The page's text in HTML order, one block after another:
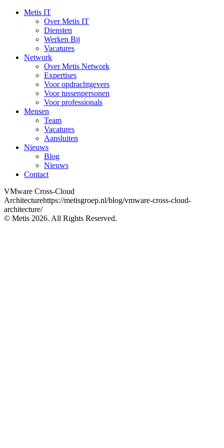
Metis IT
Over Metis IT
Diensten
Werken Bij
Vacatures
Network
Over Metis Network
Expertises
Voor opdrachtgevers
Voor tussenpersonen
Voor professionals
Mensen
Team
Vacatures
Aansluiten
Nieuws
Blog
Nieuws
Contact
VMware Cross-Cloud
Architecturehttps://metisgroep.nl/blog/vmware-cross-cloud-
architecture/
© Metis 2026. All Rights Reserved.